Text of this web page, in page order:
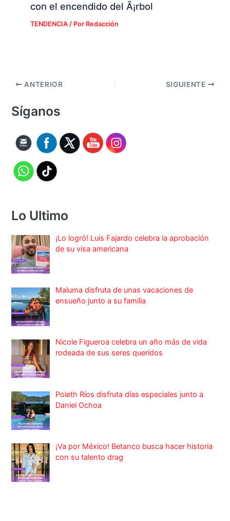
con el encendido del Ã¡rbol
TENDENCIA/ Por Redacción
ANTERIOR SIGUIENTE
Síganos
Lo Ultimo
¡Lo logró! Luis Fajardo celebra la aprobación
de su visa americana
Maluma disfruta de unas vacaciones de
ensueño junto a su familia
Nicole Figueroa celebra un año más de vida
rodeada de sus seres queridos
Poleth Ríos disfruta días especiales junto a
Daniel Ochoa
¡Va por México! Betanco busca hacer historia
con su talento drag